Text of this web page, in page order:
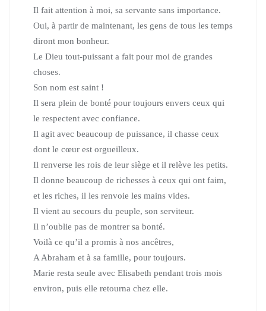
Il fait attention à moi, sa servante sans importance.
Oui, à partir de maintenant, les gens de tous les temps
diront mon bonheur.
Le Dieu tout-puissant a fait pour moi de grandes
choses.
Son nom est saint !
Il sera plein de bonté pour toujours envers ceux qui
le respectent avec confiance.
Il agit avec beaucoup de puissance, il chasse ceux
dont le cœur est orgueilleux.
Il renverse les rois de leur siège et il relève les petits.
Il donne beaucoup de richesses à ceux qui ont faim,
et les riches, il les renvoie les mains vides.
Il vient au secours du peuple, son serviteur.
Il n’oublie pas de montrer sa bonté.
Voilà ce qu’il a promis à nos ancêtres,
A Abraham et à sa famille, pour toujours.
Marie resta seule avec Elisabeth pendant trois mois
environ, puis elle retourna chez elle.